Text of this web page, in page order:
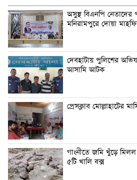
অসুস্থ বিএনপি নেতাদের
মনিরামপুরে দোয়া
দেবহাটায় পুলিশের
আসামি আটক
প্রেসক্লাব মোল্লাহাটের
গাংনীতে জমি খুঁড়ে
৫টি খালি বক্স